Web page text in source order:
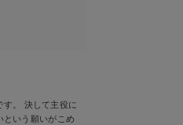
。 決して主役に
という願いがこめ